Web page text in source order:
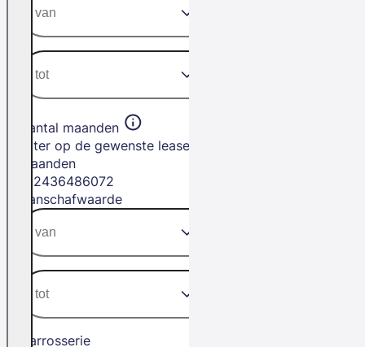
Aantal maanden
Filter op de gewenste leasetermijn in
maanden
2436486072
Aanschafwaarde
Carrosserie